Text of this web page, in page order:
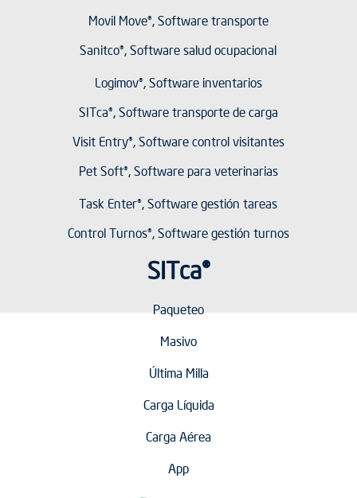
Movil Move®, Software transporte
Sanitco®, Software salud ocupacional
Logimov®, Software inventarios
SITca®, Software transporte de carga
Visit Entry®, Software control visitantes
Pet Soft®, Software para veterinarias
Task Enter®, Software gestión tareas
Control Turnos®, Software gestión turnos
SITca®
Paqueteo
Masivo
Última Milla
Carga Líquida
Carga Aérea
App